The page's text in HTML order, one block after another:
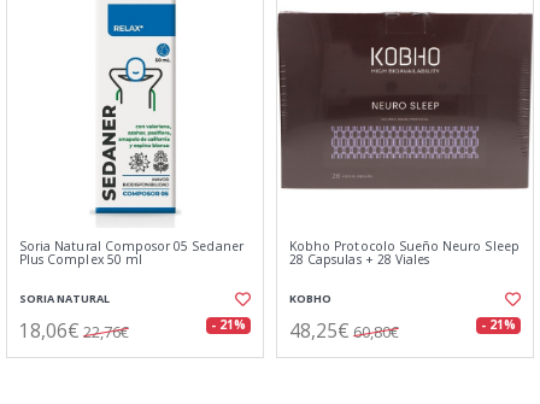
Soria Natural Composor 05 Sedaner
Plus Complex 50 ml
SORIA NATURAL
18,06€ 22,76€ - 21%
Kobho Protocolo Sueño Neuro Sleep
28 Capsulas + 28 Viales
KOBHO
48,25€ 60,80€ - 21%